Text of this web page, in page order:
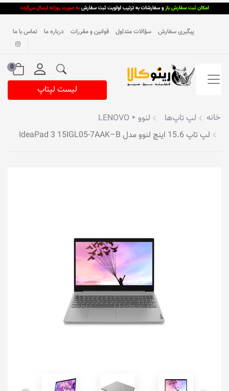
پیگیری سفارش سؤالات متداول قوانین و مقررات درباره ما تماس با ما
0
لیست لپتاپ
خانه لپ تاپ‌ها
لنوو ‣ LENOVO
لپ تاپ 15.6 اینچ لنوو مدل IdeaPad 3 15IGL05-7AAK–B